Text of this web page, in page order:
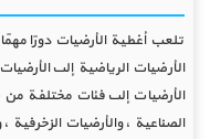
تلعب أغطية الأرضيات دورًا
الأرضيات الرياضية إلى
الأرضيات إلى فئات مختلفة من
الصناعية ، والأرضيات